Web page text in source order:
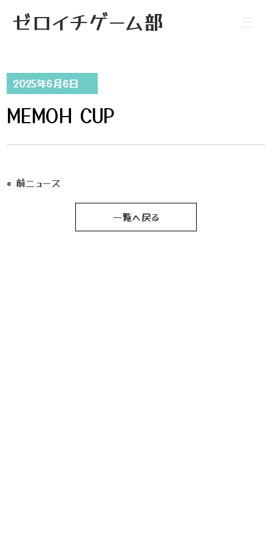
ゼロイチゲーム部
2025年6月6日
MEMOH CUP
« 前ニュース
一覧へ戻る